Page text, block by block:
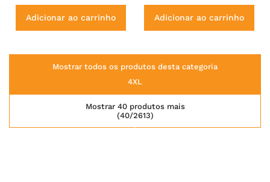
Adicionar ao carrinho Adicionar ao carrinho
Mostrar todos os produtos desta categoria
4XL
(40/2613)
Mostrar 40 produtos mais